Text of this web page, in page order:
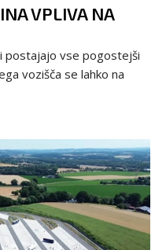
VPLIVA NA
postajajo vse pogostejši
vozišča se lahko na